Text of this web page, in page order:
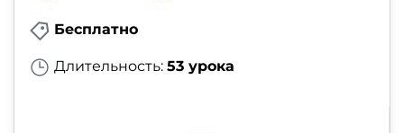
Бесплатно
Длительность: 53 урока